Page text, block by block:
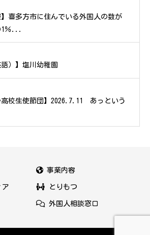
】喜多方市に住んでいる外国人の数が
1％...
語）】塩川幼稚園
高校生使節団】2026.7.11 あっという
事業内容
ア とりもつ
外国人相談窓口